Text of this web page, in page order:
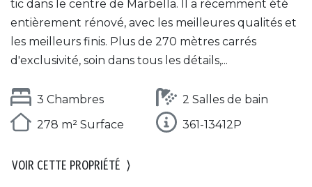
tic dans le centre de Marbella. Il a récemment été
entièrement rénové, avec les meilleures qualités et
les meilleurs finis. Plus de 270 mètres carrés
d'exclusivité, soin dans tous les détails,...
3 Chambres
2 Salles de bain
278 m² Surface
361-13412P
VOIR CETTE PROPRIÉTÉ ⟩